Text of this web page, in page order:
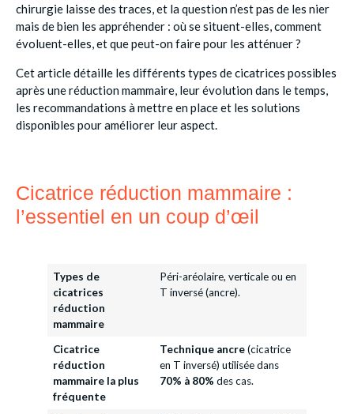
chirurgie laisse des traces, et la question n’est pas de les nier
mais de bien les appréhender : où se situent-elles, comment
évoluent-elles, et que peut-on faire pour les atténuer ?
Cet article détaille les différents types de cicatrices possibles
après une réduction mammaire, leur évolution dans le temps,
les recommandations à mettre en place et les solutions
disponibles pour améliorer leur aspect.
Cicatrice réduction mammaire​ :
l’essentiel en un coup d’œil
Types de
cicatrices
réduction
mammaire
Péri-aréolaire, verticale ou en
T inversé (ancre).
Cicatrice
réduction
mammaire la plus
fréquente
Technique ancre(cicatrice
en T inversé) utilisée dans
70% à 80% des cas.